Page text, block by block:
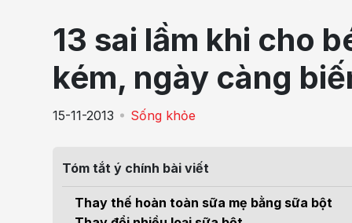
Bệnh học
Giáo dục sức khỏe
Tầm soát ung thư
Điện quang can thiệp
Da
13 sai lầm khi cho
kém, ngày càng
15-11-2013 Sống khỏe
Tóm tắt ý chính bài viết
Thay thế hoàn toàn sữa mẹ bằng sữa bột